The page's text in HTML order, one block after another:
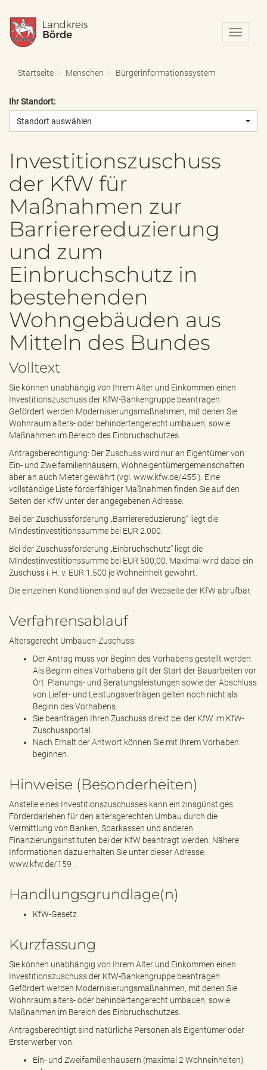
N
a
o
Startseite Menschen Bürgerinformationssystem
Ihr Standort:
Standort auswählen
Investitionszuschuss
der KfW für
Maßnahmen zur
Barrierereduzierung
und zum
Einbruchschutz in
bestehenden
Wohngebäuden aus
Mitteln des Bundes
Volltext
Sie können unabhängig von Ihrem Alter und Einkommen einen
Investitionszuschuss der KfW-Bankengruppe beantragen.
Gefördert werden Modernisierungsmaßnahmen, mit denen Sie
Wohnraum alters- oder behindertengerecht umbauen, sowie
Maßnahmen im Bereich des Einbruchschutzes.
Antragsberechtigung: Der Zuschuss wird nur an Eigentümer von
Ein- und Zweifamilienhäusern, Wohneigentümergemeinschaften
aber an auch Mieter gewährt (vgl. www.kfw.de/455 ). Eine
vollständige Liste förderfähiger Maßnahmen finden Sie auf den
Seiten der KfW unter der angegebenen Adresse.
Bei der Zuschussförderung „Barrierereduzierung“ liegt die
Mindestinvestitionssumme bei EUR 2.000.
Bei der Zuschussförderung „Einbruchschutz“ liegt die
Mindestinvestitionssumme bei EUR 500,00. Maximal wird dabei ein
Zuschuss i. H. v. EUR 1.500 je Wohneinheit gewährt.
Die einzelnen Konditionen sind auf der Webseite der KfW abrufbar.
Verfahrensablauf
Altersgerecht Umbauen-Zuschuss:
Der Antrag muss vor Beginn des Vorhabens gestellt werden.
Als Beginn eines Vorhabens gilt der Start der Bauarbeiten vor
Ort. Planungs- und Beratungsleistungen sowie der Abschluss
von Liefer- und Leistungsverträgen gelten noch nicht als
Beginn des Vorhabens.
Sie beantragen Ihren Zuschuss direkt bei der KfW im KfW-
Zuschussportal.
Nach Erhalt der Antwort können Sie mit Ihrem Vorhaben
beginnen.
Hinweise (Besonderheiten)
Anstelle eines Investitionszuschusses kann ein zinsgünstiges
Förderdarlehen für den altersgerechten Umbau durch die
Vermittlung von Banken, Sparkassen und anderen
Finanzierungsinstituten bei der KfW beantragt werden. Nähere
Informationen dazu erhalten Sie unter dieser Adresse:
www.kfw.de/159
Handlungsgrundlage(n)
KfW-Gesetz
Kurzfassung
Sie können unabhängig von Ihrem Alter und Einkommen einen
Investitionszuschuss der KfW-Bankengruppe beantragen.
Gefördert werden Modernisierungsmaßnahmen, mit denen Sie
Wohnraum alters- oder behindertengerecht umbauen, sowie
Maßnahmen im Bereich des Einbruchschutzes.
Antragsberechtigt sind natürliche Personen als Eigentümer oder
Ersterwerber von:
Ein- und Zweifamilienhäusern (maximal 2 Wohneinheiten)